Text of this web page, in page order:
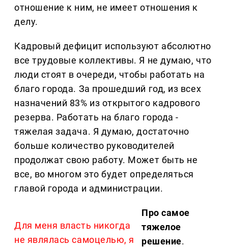
отношение к ним, не имеет отношения к
делу.
Кадровый дефицит используют абсолютно
все трудовые коллективы. Я не думаю, что
люди стоят в очереди, чтобы работать на
благо города. За прошедший год, из всех
назначений 83% из открытого кадрового
резерва. Работать на благо города -
тяжелая задача. Я думаю, достаточно
больше количество руководителей
продолжат свою работу. Может быть не
все, во многом это будет определяться
главой города и администрации.
Для меня власть никогда
не являлась самоцелью, я
Про самое
тяжелое
решение.